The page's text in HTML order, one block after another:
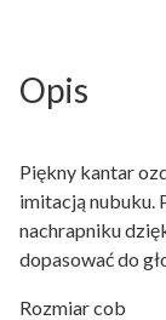
Opis
Piękny kantar
imitacją nubuku.
nachrapniku
dopasować do
Rozmiar cob